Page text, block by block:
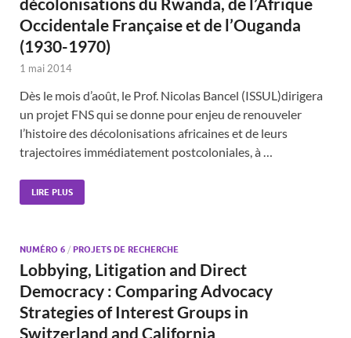
Occidentale Française et de l’Ouganda
(1930-1970)
1 mai 2014
Dès le mois d’août, le Prof. Nicolas Bancel (ISSUL)dirigera
un projet FNS qui se donne pour enjeu de renouveler
l’histoire des décolonisations africaines et de leurs
trajectoires immédiatement postcoloniales, à …
LIRE PLUS
NUMÉRO 6 / PROJETS DE RECHERCHE
Lobbying, Litigation and Direct
Democracy : Comparing Advocacy
Strategies of Interest Groups in
Switzerland and California